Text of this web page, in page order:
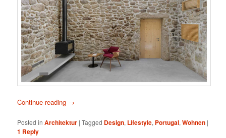
Continue reading →
Posted in Architektur |Tagged Design, Lifestyle, Portugal,Wohnen |
1 Reply